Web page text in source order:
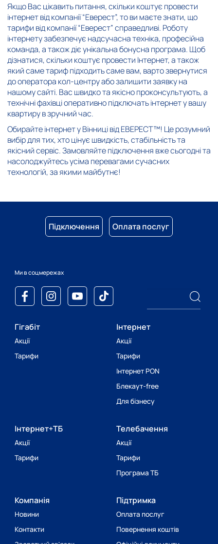
Якщо Вас цікавить питання, скільки коштує провести
інтернет від компанії “Еверест”, то ви маєте знати, що
тарифи від компанії “Еверест” справедливі. Роботу
інтернету забезпечує надсучасна техніка, професійна
команда, а також діє унікальна бонусна програма. Щоб
дізнатися, скільки коштує провести Інтернет, а також
який саме тариф підходить саме вам, варто звернутися
до оператора кол-центру або залишити заявку на
нашому сайті. Вас швидко та якісно проконсультують, а
технічні фахівці оперативно підключать інтернет у вашу
квартиру в зручний час.
Обирайте інтернет у Вінниці від ЕВЕРЕСТ™! Це розумний
вибір для тих, хто цінує швидкість, стабільність та
якісний сервіс. Замовляйте підключення вже сьогодні та
насолоджуйтесь усіма перевагами сучасних
технологій, за якими майбутнє!
Підключення Оплата послуг
Ми в соцмережах
Гігабіт
Акції
Тарифи
Інтернет
Акції
Тарифи
Інтернет PON
Блекаут-free
Для бізнесу
Інтернет+ТБ
Акції
Тарифи
Телебачення
Акції
Тарифи
Програма ТБ
Підтримка
Оплата послуг
Повернення коштів
Компанія
Новини
Контакти